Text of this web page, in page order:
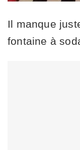
Il manque
fontaine à